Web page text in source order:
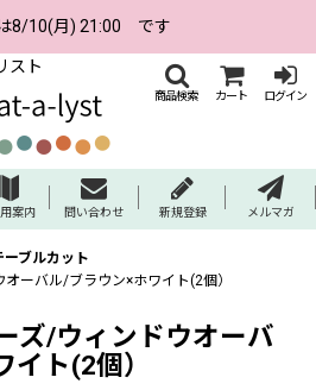
8/10(月) 21:00 です
スト
商品検索 カート ログイン
案内 問い合わせ 新規登録 メルマガ
ーブルカット
ーバル/ブラウン×ホワイト(2個）
ズ/ウィンドウオーバ
ト(2個）